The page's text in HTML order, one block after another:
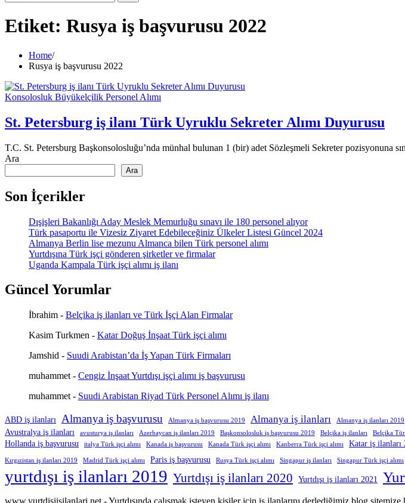
Etiket: Rusya iş başvurusu 2022
Home
Rusya iş başvurusu 2022
Konsolosluk Büyükelçilik Personel Alımı
St. Petersburg iş ilanı Türk Uyruklu Sekreter Alımı Duyurusu
T.C. St. Petersburg Başkonsolosluğu’nda münhal bulunan 1 (bir) adet Sözleşmeli Sekreter pozisyonuna
Ara
Ara
Son İçerikler
Dışişleri Bakanlığı Aday Meslek Memurluğu sınavı ile 180 personel alıyor
Türk pasaportu ile Vizesiz Ziyaret Edebileceğiniz Ülkeler Listesi Güncel 2024
Almanya Berlin lise mezunu Almanca bilen Türk personel alımı
Yurtdışına Türk işçi gönderen şirketler ve firmalar
Uganda Kampala Türk işçi alımı iş ilanı
Güncel Yorumlar
İbrahim - Belçika iş ilanları ve Türk İşçi Alan Firmalar
Kasim Turkmen - Katar Doğuş İnşaat Türk işçi alımı
Jamshid - Suudi Arabistan’da İş Yapan Türk Firmaları
muhammet - Cengiz İnşaat Yurtdışı işçi alımı iş başvurusu
muhammet - Suudi Arabistan Riyad Türk Personel Alımı iş ilanı
ABD iş ilanları Almanya iş başvurusu Almanya iş başvurusu 2019 Almanya iş ilanları Almanya iş ilanları 2019
Avustralya iş ilanları avusturya iş ilanları Azerbaycan iş ilanları 2019 Başkonsolosluk iş başvurusu 2019 Belçika iş ilanları Belçika
Hollanda iş başvurusu italya Türk işçi alımı Kanada iş başvurusu Kanada Türk işçi alımı Kanberra Türk işçi alımı Katar iş ilanları
Kırgızistan iş ilanları 2019 Madrid Türk işçi alımı Paris iş başvurusu Rusya Türk işçi alımı Singapur iş ilanları Singapur Türk işçi alımı
yurtdışı iş ilanları 2019 Yurtdışı iş ilanları 2020 Yurtdışı iş ilanları 2021